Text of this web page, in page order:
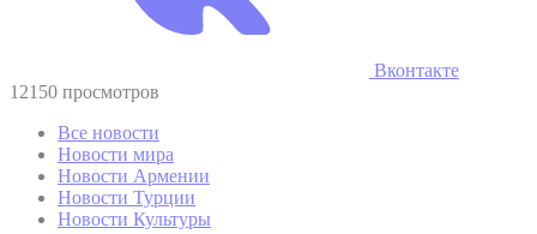
Вконтакте
12150 просмотров
Все новости
Новости мира
Новости Армении
Новости Турции
Новости Культуры